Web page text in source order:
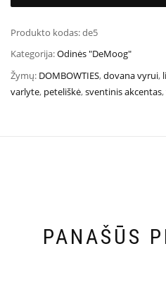
Produkto kodas:de5
Kategorija:Odinės "DeMoog"
Žymų: DOMBOWTIES,dovana vyrui,
varlyte, peteliškė,sventinis akcentas,
PANAŠŪS